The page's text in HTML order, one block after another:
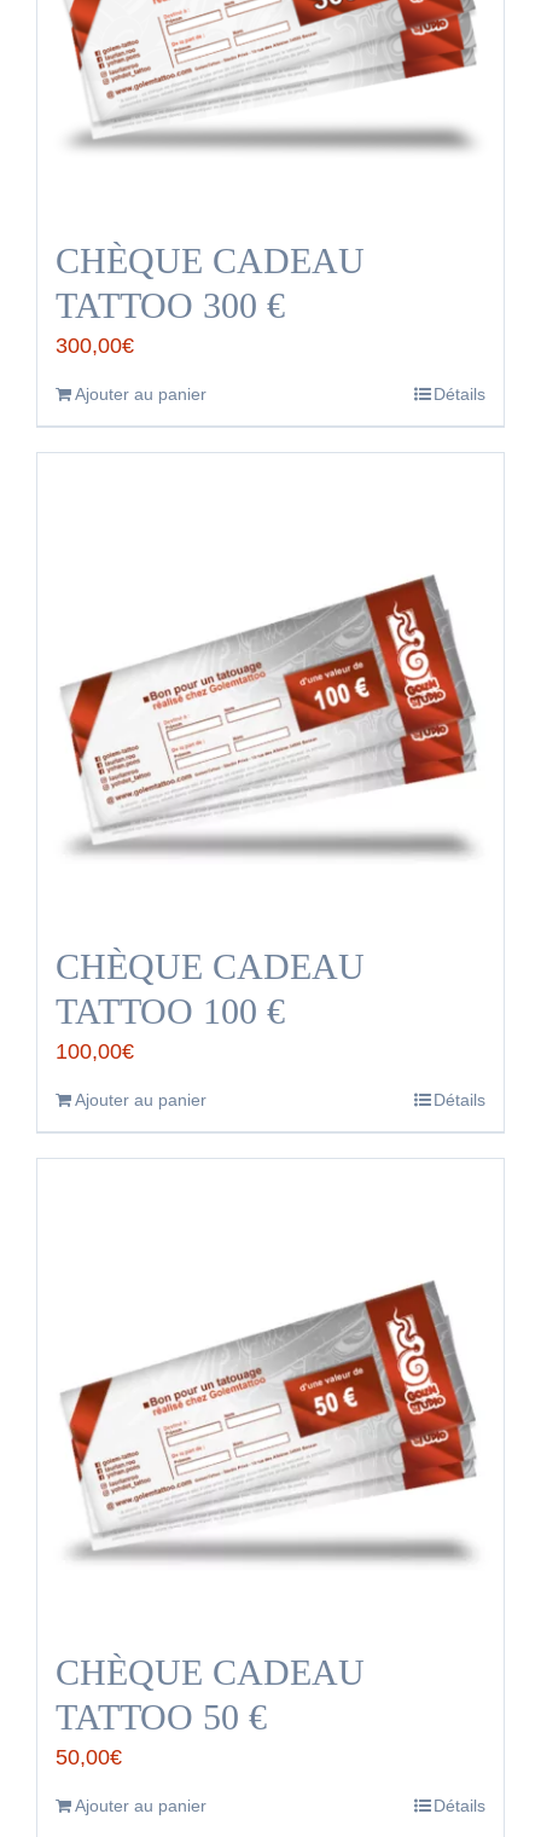
CHÈQUE CADEAU
TATTOO 300 €
300,00€
Ajouter au panier Détails
CHÈQUE CADEAU
TATTOO 100 €
100,00€
Ajouter au panier Détails
CHÈQUE CADEAU
TATTOO 50 €
50,00€
Ajouter au panier Détails